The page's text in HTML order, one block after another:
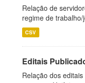
Relação de
regime de
CSV
Editais
Relação dos